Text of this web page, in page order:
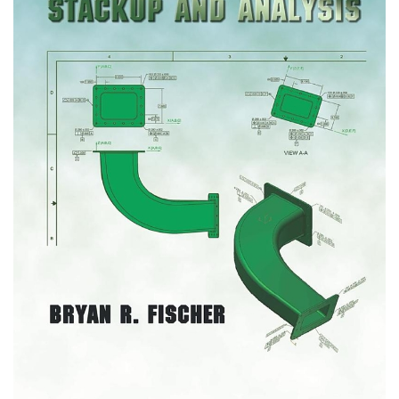
Computer Science) 2nd
Edition 2022: 947 pages
Author : Richard Szeliski
Language : English
1) Book Description
Computer Vision: Algorithms
and Applications explores
the variety of techniques
used to analyze and